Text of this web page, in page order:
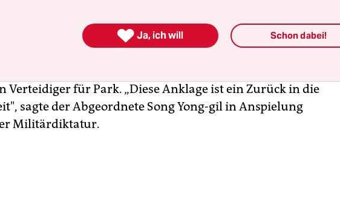
Anklage als den Versuch, die wichtigste
Verteidiger für Park. „Diese Anklage ist ein Zurück in die
sagte der Abgeordnete Song Yong-gil in Anspielung
Militärdiktatur.
 Ja, ich will Schon dabei!